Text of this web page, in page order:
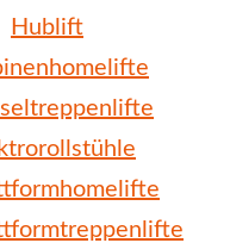
Hublift